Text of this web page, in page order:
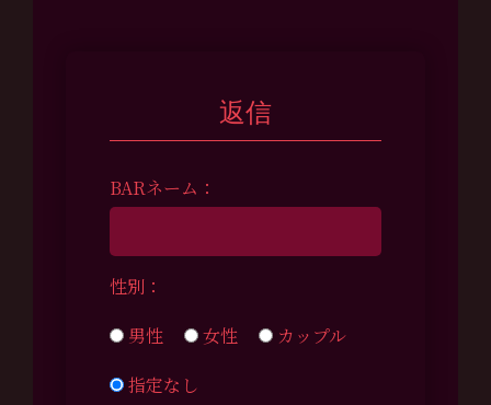
返信
BARネーム：
性別：
男性
女性
カップル
指定なし